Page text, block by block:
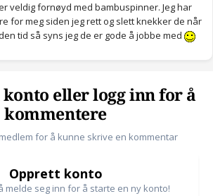
veldig fornøyd med bambuspinner. Jeg har
for meg siden jeg rett og slett knekker de når
tid så syns jeg de er gode å jobbe med
eller logg inn for å
kommentere
for å kunne skrive en kommentar
Opprett konto
melde seg inn for å starte en ny konto!